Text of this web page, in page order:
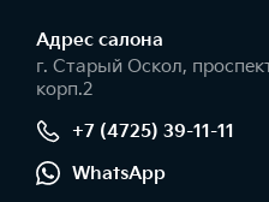
Адрес салонa
г. Старый Оскол,
корп.2
+7 (4725) 39-11-11
WhatsApp